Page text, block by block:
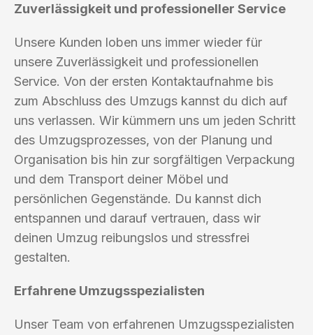
Zuverlässigkeit und professioneller Service
Unsere Kunden loben uns immer wieder für
unsere Zuverlässigkeit und professionellen
Service. Von der ersten Kontaktaufnahme bis
zum Abschluss des Umzugs kannst du dich auf
uns verlassen. Wir kümmern uns um jeden Schritt
des Umzugsprozesses, von der Planung und
Organisation bis hin zur sorgfältigen Verpackung
und dem Transport deiner Möbel und
persönlichen Gegenstände. Du kannst dich
entspannen und darauf vertrauen, dass wir
deinen Umzug reibungslos und stressfrei
gestalten.
Erfahrene Umzugsspezialisten
Unser Team von erfahrenen Umzugsspezialisten